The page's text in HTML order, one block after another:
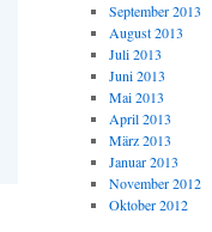
September 2013
August 2013
Juli 2013
Juni 2013
Mai 2013
April 2013
März 2013
Januar 2013
November 2012
Oktober 2012